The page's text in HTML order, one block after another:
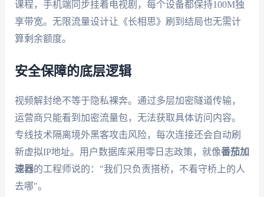
课程，手机端同步挂着电视剧，每个设备都保持100M独
享带宽。无限流量设计让《长相思》刷到结局也无需计
算剩余额度。
安全保障的底层逻辑
视频解封绝不等于隐私裸奔。通过多层加密隧道传输，
运营商只能看到加密流量包，无法获取具体访问内容。
专线技术隔离境外黑客攻击风险，每次连接还会自动刷
新虚拟IP地址。用户数据库采用零日志政策，就像番茄加
速器的工程师说的："我们只负责搭桥，不看守桥上的人
去哪"。